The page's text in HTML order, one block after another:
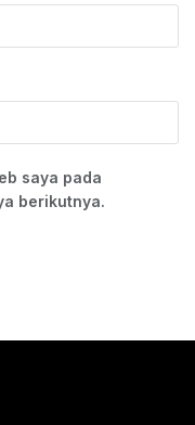
saya pada
berikutnya.